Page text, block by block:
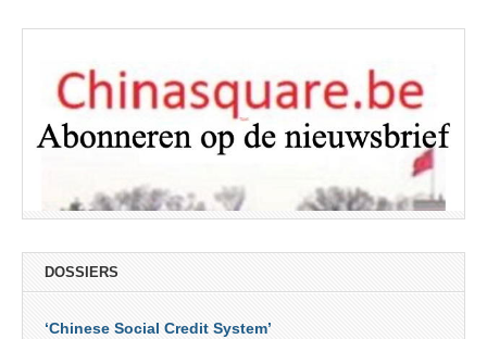
DOSSIERS
‘Chinese Social Credit System’